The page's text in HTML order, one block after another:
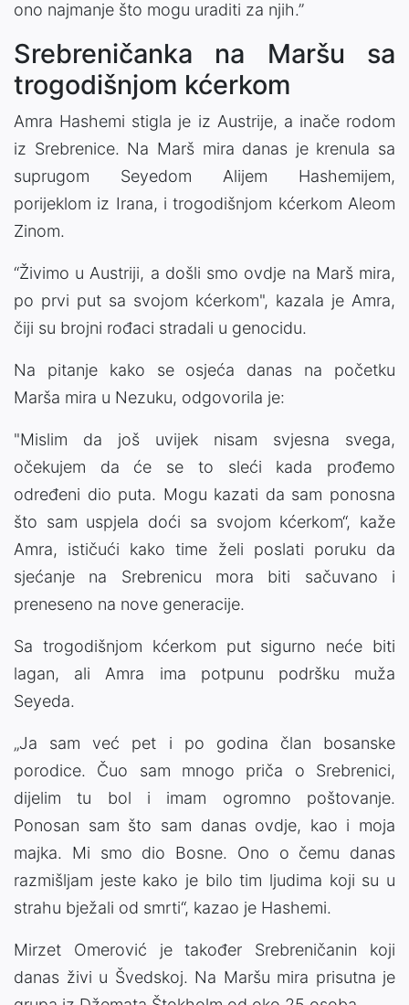
ono najmanje što mogu uraditi za njih.”
Srebreničanka na Maršu sa
trogodišnjom kćerkom
Amra Hashemi stigla je iz Austrije, a inače rodom
iz Srebrenice. Na Marš mira danas je krenula sa
suprugom Seyedom Alijem Hashemijem,
porijeklom iz Irana, i trogodišnjom kćerkom Aleom
Zinom.
“Živimo u Austriji, a došli smo ovdje na Marš mira,
po prvi put sa svojom kćerkom", kazala je Amra,
čiji su brojni rođaci stradali u genocidu.
Na pitanje kako se osjeća danas na početku
Marša mira u Nezuku, odgovorila je:
"Mislim da još uvijek nisam svjesna svega,
očekujem da će se to sleći kada prođemo
određeni dio puta. Mogu kazati da sam ponosna
što sam uspjela doći sa svojom kćerkom“, kaže
Amra, ističući kako time želi poslati poruku da
sjećanje na Srebrenicu mora biti sačuvano i
preneseno na nove generacije.
Sa trogodišnjom kćerkom put sigurno neće biti
lagan, ali Amra ima potpunu podršku muža
Seyeda.
„Ja sam već pet i po godina član bosanske
porodice. Čuo sam mnogo priča o Srebrenici,
dijelim tu bol i imam ogromno poštovanje.
Ponosan sam što sam danas ovdje, kao i moja
majka. Mi smo dio Bosne. Ono o čemu danas
razmišljam jeste kako je bilo tim ljudima koji su u
strahu bježali od smrti“, kazao je Hashemi.
Mirzet Omerović je također Srebreničanin koji
danas živi u Švedskoj. Na Maršu mira prisutna je